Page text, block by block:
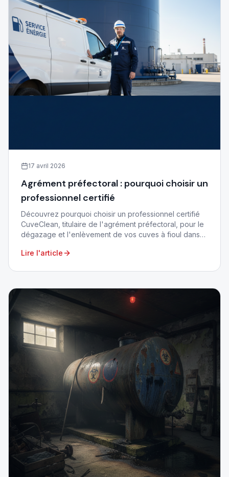
17 avril 2026
Agrément préfectoral : pourquoi choisir un
professionnel certifié
Découvrez pourquoi choisir un professionnel certifié
CuveClean, titulaire de l'agrément préfectoral, pour le
dégazage et l'enlèvement de vos cuves à fioul dans
Lire l'article